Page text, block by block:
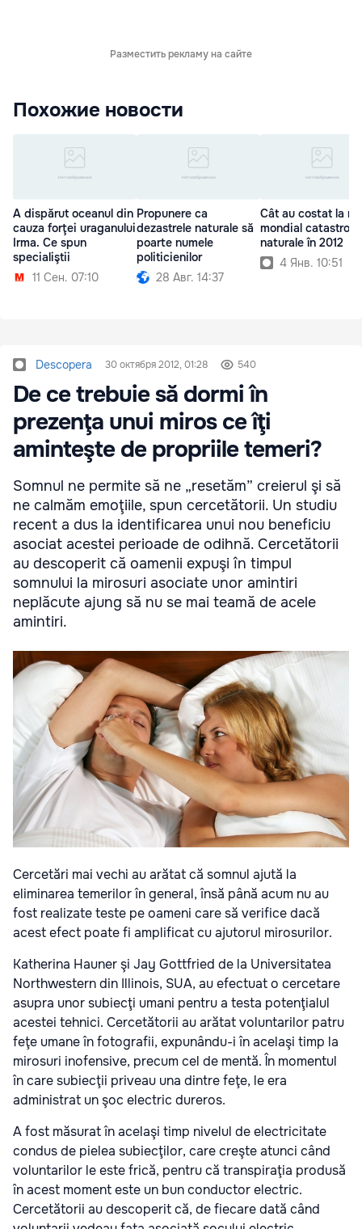
Разместить рекламу на сайте
Похожие новости
A dispărut oceanul din
cauza forţei uraganului
Irma. Ce spun
specialiştii
11 Сен. 07:10
Propunere ca
dezastrele naturale să
poarte numele
politicienilor
28 Авг. 14:37
Cât au costat la
mondial
naturale în 2012
4 Янв. 10:51
Descopera 30 октября 2012, 01:28 540
De ce trebuie să dormi în
prezenţa unui miros ce îţi
aminteşte de propriile temeri?
Somnul ne permite să ne „resetăm” creierul şi să
ne calmăm emoţiile, spun cercetătorii. Un studiu
recent a dus la identificarea unui nou beneficiu
asociat acestei perioade de odihnă. Cercetătorii
au descoperit că oamenii expuşi în timpul
somnului la mirosuri asociate unor amintiri
neplăcute ajung să nu se mai teamă de acele
amintiri.
Cercetări mai vechi au arătat că somnul ajută la
eliminarea temerilor în general, însă până acum nu au
fost realizate teste pe oameni care să verifice dacă
acest efect poate fi amplificat cu ajutorul mirosurilor.
Katherina Hauner şi Jay Gottfried de la Universitatea
Northwestern din Illinois, SUA, au efectuat o cercetare
asupra unor subiecţi umani pentru a testa potenţialul
acestei tehnici. Cercetătorii au arătat voluntarilor patru
feţe umane în fotografii, expunându-i în acelaşi timp la
mirosuri inofensive, precum cel de mentă. În momentul
în care subiecţii priveau una dintre feţe, le era
administrat un şoc electric dureros.
A fost măsurat în acelaşi timp nivelul de electricitate
condus de pielea subiecţilor, care creşte atunci când
voluntarilor le este frică, pentru că transpiraţia produsă
în acest moment este un bun conductor electric.
Cercetătorii au descoperit că, de fiecare dată când